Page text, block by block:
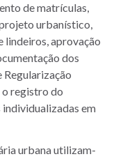
de matrículas,
urbanístico,
aprovação
dos
Regularização
registro do
em
urbana utilizam-